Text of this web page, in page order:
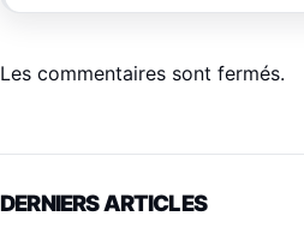
Les commentaires sont fermés.
DERNIERS ARTICLES